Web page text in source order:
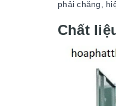
phải chăng,
Chất